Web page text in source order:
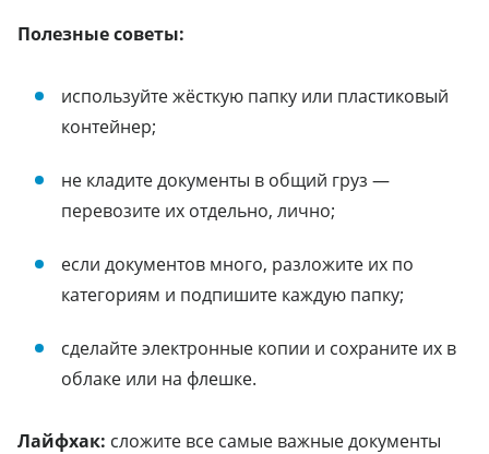
Полезные советы:
используйте жёсткую папку или пластиковый
контейнер;
не кладите документы в общий груз —
перевозите их отдельно, лично;
если документов много, разложите их по
категориям и подпишите каждую папку;
сделайте электронные копии и сохраните их в
облаке или на флешке.
Лайфхак: сложите все самые важные документы